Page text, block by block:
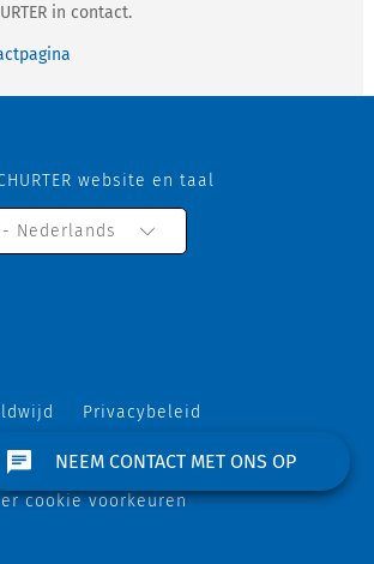
in contact.
NEEM CONTACT MET ONS OP
website en taal
- Nederlands
Privacybeleid
Track & Trace Sitemap
cookie voorkeuren